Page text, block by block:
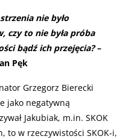
nie było
czy to nie była próba
bądź ich przejęcia?–
Pęk
Grzegorz Bierecki
jako negatywną
Jakubiak, m.in. SKOK
to w rzeczywistości SKOK-i,